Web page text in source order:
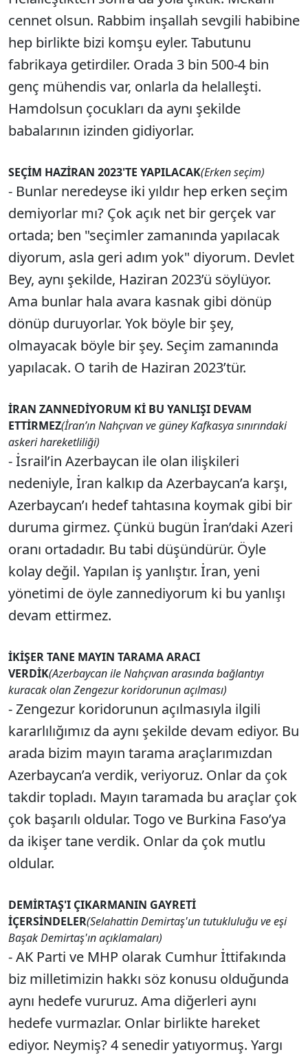
cennet olsun. Rabbim inşallah sevgili habibine
hep birlikte bizi komşu eyler. Tabutunu
fabrikaya getirdiler. Orada 3 bin 500-4 bin
genç mühendis var, onlarla da helalleşti.
Hamdolsun çocukları da aynı şekilde
babalarının izinden gidiyorlar.
SEÇİM HAZİRAN 2023'TE YAPILACAK(Erken seçim)
- Bunlar neredeyse iki yıldır hep erken seçim
demiyorlar mı? Çok açık net bir gerçek var
ortada; ben "seçimler zamanında yapılacak
diyorum, asla geri adım yok" diyorum. Devlet
Bey, aynı şekilde, Haziran 2023’ü söylüyor.
Ama bunlar hala avara kasnak gibi dönüp
dönüp duruyorlar. Yok böyle bir şey,
olmayacak böyle bir şey. Seçim zamanında
yapılacak. O tarih de Haziran 2023’tür.
İRAN ZANNEDİYORUM Kİ BU YANLIŞI DEVAM
ETTİRMEZ(İran’ın Nahçıvan ve güney Kafkasya sınırındaki
askeri hareketliliği)
- İsrail’in Azerbaycan ile olan ilişkileri
nedeniyle, İran kalkıp da Azerbaycan’a karşı,
Azerbaycan’ı hedef tahtasına koymak gibi bir
duruma girmez. Çünkü bugün İran’daki Azeri
oranı ortadadır. Bu tabi düşündürür. Öyle
kolay değil. Yapılan iş yanlıştır. İran, yeni
yönetimi de öyle zannediyorum ki bu yanlışı
devam ettirmez.
İKİŞER TANE MAYIN TARAMA ARACI
VERDİK(Azerbaycan ile Nahçıvan arasında bağlantıyı
kuracak olan Zengezur koridorunun açılması)
- Zengezur koridorunun açılmasıyla ilgili
kararlılığımız da aynı şekilde devam ediyor. Bu
arada bizim mayın tarama araçlarımızdan
Azerbaycan’a verdik, veriyoruz. Onlar da çok
takdir topladı. Mayın taramada bu araçlar çok
çok başarılı oldular. Togo ve Burkina Faso’ya
da ikişer tane verdik. Onlar da çok mutlu
oldular.
DEMİRTAŞ'I ÇIKARMANIN GAYRETİ
İÇERSİNDELER(Selahattin Demirtaş'un tutukluluğu ve eşi
Başak Demirtaş'ın açıklamaları)
- AK Parti ve MHP olarak Cumhur İttifakında
biz milletimizin hakkı söz konusu olduğunda
aynı hedefe vururuz. Ama diğerleri aynı
hedefe vurmazlar. Onlar birlikte hareket
ediyor. Neymiş? 4 senedir yatıyormuş. Yargı